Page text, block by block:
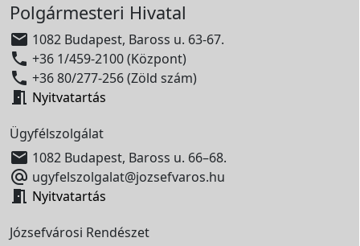
Polgármesteri Hivatal
 1082 Budapest, Baross u. 63-67.
 +36 1/459-2100 (Központ)
 +36 80/277-256 (Zöld szám)
 Nyitvatartás
Ügyfélszolgálat
 1082 Budapest, Baross u. 66–68.
 ugyfelszolgalat@jozsefvaros.hu
 Nyitvatartás
Józsefvárosi Rendészet